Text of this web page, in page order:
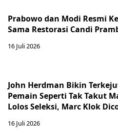
Prabowo dan Modi Resmi
Sama Restorasi Candi
16 Juli 2026
John Herdman Bikin
Pemain Seperti Tak Takut
Lolos Seleksi, Marc Klok
16 Juli 2026